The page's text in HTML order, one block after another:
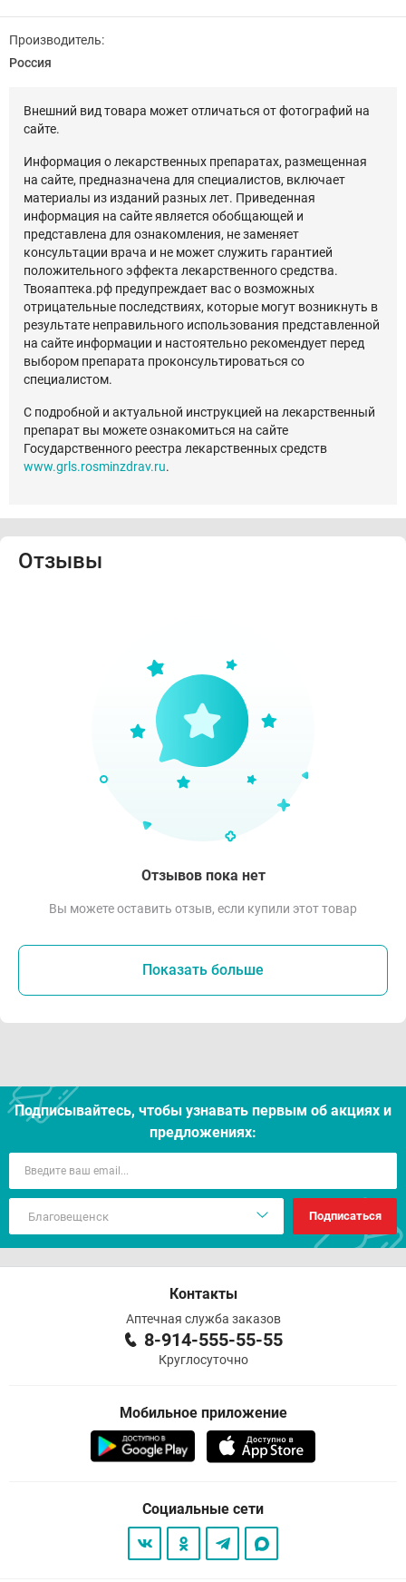
Производитель:
Россия
Внешний вид товара может отличаться от фотографий на
сайте.
Информация о лекарственных препаратах, размещенная
на сайте, предназначена для специалистов, включает
материалы из изданий разных лет. Приведенная
информация на сайте является обобщающей и
представлена для ознакомления, не заменяет
консультации врача и не может служить гарантией
положительного эффекта лекарственного средства.
Твояаптека.рф предупреждает вас о возможных
отрицательные последствиях, которые могут возникнуть в
результате неправильного использования представленной
на сайте информации и настоятельно рекомендует перед
выбором препарата проконсультироваться со
специалистом.
С подробной и актуальной инструкцией на лекарственный
препарат вы можете ознакомиться на сайте
Государственного реестра лекарственных средств
www.grls.rosminzdrav.ru.
Отзывы
Отзывов пока нет
Вы можете оставить отзыв, если купили этот товар
Показать больше
Подписывайтесь, чтобы узнавать первым об акцияx и
предложениях:
Подписаться
Контакты
Аптечная служба заказов
8-914-555-55-55
Круглосуточно
Мобильное приложение
Социальные сети